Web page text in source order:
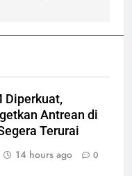
Diperkuat,
Antrean di
Terurai
14 hours ago 0